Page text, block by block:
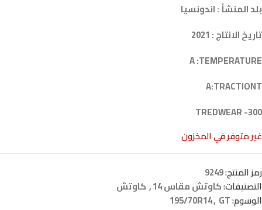
بلد المنشأ : اندونسيا
تاريخ الانتاج : 2021
A :TEMPERATURE
A:TRACTIONT
300- TREDWEAR
غير متوفر في المخزون
رمز المنتج:9249
التصنيفات:كاوتش مقاس 14 , كاوتش
الوسوم:
195/70R14, GT